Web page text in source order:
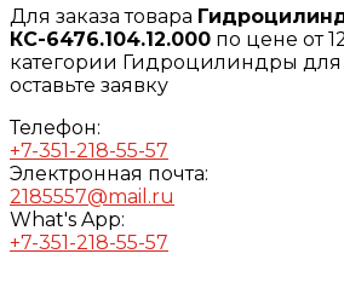
Для заказа товара
КС-6476.104.12.000 по цене от
категории Гидроцилиндры для
оставьте заявку
Телефон:
+7-351-218-55-57
Электронная почта:
2185557@mail.ru
What's App:
+7-351-218-55-57